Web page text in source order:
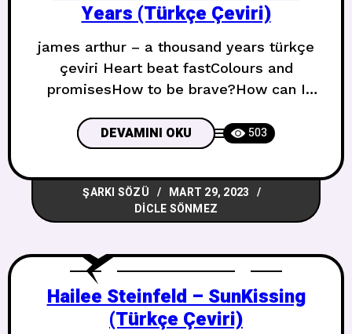
Years (Türkçe Çeviri)
james arthur – a thousand years türkçe
çeviri Heart beat fastColours and
promisesHow to be brave?How can I
stand aloneAll of my doubtSuddenly goes
away somehow Kalp ritmi hızlanırRenkler
ve sözlerNasıl cesur olunur?Nasıl
sevebilirimDüşmekten korkarken?Seni
görünceTüm şüphelerimBirden bire
yakın I have died every
DEVAMINI OKU 503
ŞARKI SÖZÜ
MART 29, 2023
DICLE SÖNMEZ
Hailee Steinfeld – SunKissing
(Türkçe Çeviri)